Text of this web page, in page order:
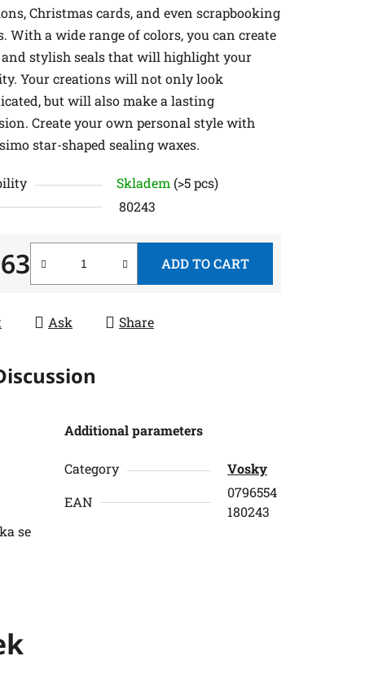
Christmas cards, and even scrapbooking
With a wide range of colors, you can create
and stylish seals that will highlight your
Your creations will not only look
but will also make a lasting
Create your own personal style with
star-shaped sealing waxes.
Skladem (>5 pcs)
80243
price:
ADD TO CART
Ask Share
se
Additional parameters
Category
Vosky
EAN
0796554
180243